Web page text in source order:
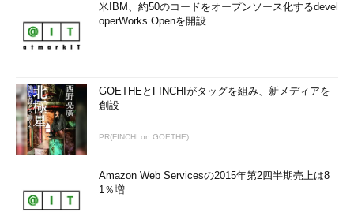
米IBM、約50のコードをオープンソース化するdevel
operWorks Openを開設
GOETHEとFINCHIがタッグを組み、新メディアを
創設
PR(FINCHI on GOETHE)
Amazon Web Servicesの2015年第2四半期売上は8
1％増